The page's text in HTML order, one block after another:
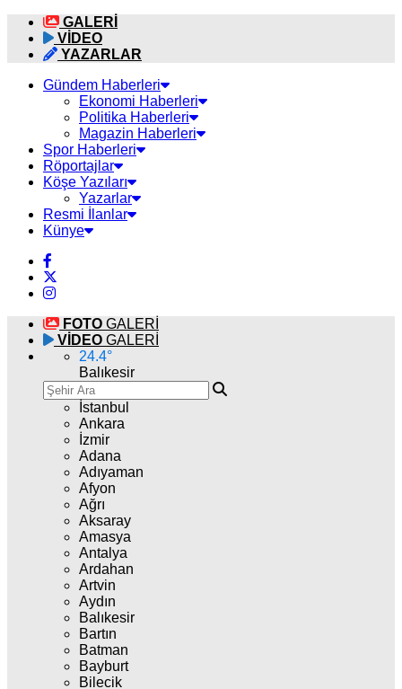
GALERİ
VİDEO
YAZARLAR
Gündem Haberleri
Ekonomi Haberleri
Politika Haberleri
Magazin Haberleri
Spor Haberleri
Röportajlar
Köşe Yazıları
Yazarlar
Resmi İlanlar
Künye
FOTO GALERİ
VİDEO GALERİ
24.4°
Balıkesir
İstanbul
Ankara
İzmir
Adana
Adıyaman
Afyon
Ağrı
Aksaray
Amasya
Antalya
Ardahan
Artvin
Aydın
Balıkesir
Bartın
Batman
Bayburt
Bilecik